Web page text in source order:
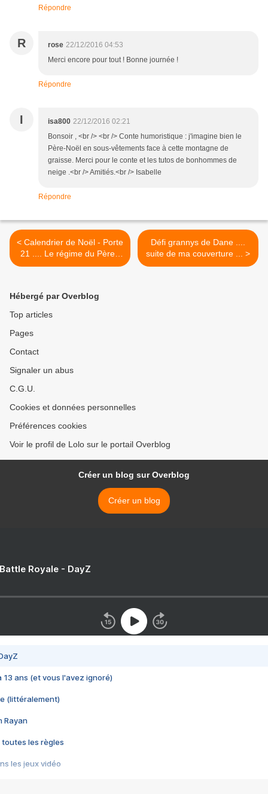
Répondre
R rose 22/12/2016 04:53
Merci encore pour tout ! Bonne journée !
Répondre
I isa800 22/12/2016 02:21
Bonsoir , <br /> <br /> Conte humoristique : j'imagine bien le
Père-Noël en sous-vêtements face à cette montagne de
graisse. Merci pour le conte et les tutos de bonhommes de
neige .<br /> Amitiés.<br /> Isabelle
Répondre
< Calendrier de Noël - Porte
21 .... Le régime du Père -
Noël ....
Défi grannys de Dane ....
suite de ma couverture ... >
Hébergé par Overblog
Top articles
Pages
Contact
Signaler un abus
C.G.U.
Cookies et données personnelles
Préférences cookies
Voir le profil de Lolo sur le portail Overblog
Créer un blog sur Overblog
Créer un blog
Royale - DayZ
13 ans (et vous l'avez ignoré)
(littéralement)
Rayan
toutes les règles
les jeux vidéo